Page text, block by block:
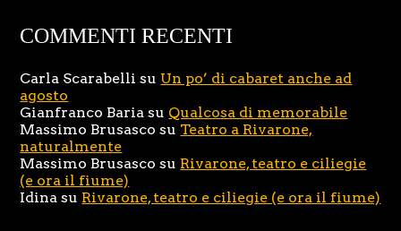
COMMENTI RECENTI
Carla Scarabelli su Un po’ di cabaret anche ad
agosto
Gianfranco Baria su Qualcosa di memorabile
Massimo Brusasco su Teatro a Rivarone,
naturalmente
Massimo Brusasco su Rivarone, teatro e ciliegie
(e ora il fiume)
Idina su Rivarone, teatro e ciliegie (e ora il fiume)